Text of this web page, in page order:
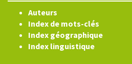
Auteurs
Index de mots-clés
Index géographique
Index linguistique